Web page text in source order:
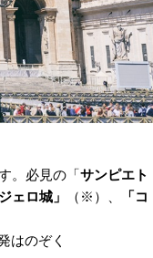
。必見の「 サンピエト
ェロ城」 （※）、
「コ
はのぞく